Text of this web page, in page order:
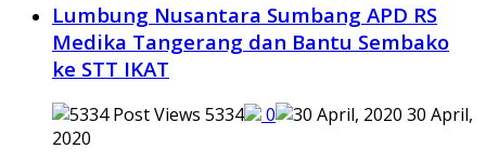
Lumbung Nusantara Sumbang APD RS
Medika Tangerang dan Bantu Sembako
ke STT IKAT
5334 0
30 April,
2020